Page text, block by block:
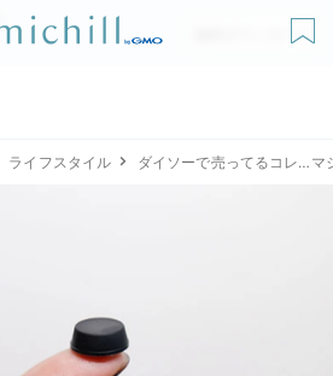
無料ダウンロード
ライフスタイル ダイソーで売ってるコレ…マ